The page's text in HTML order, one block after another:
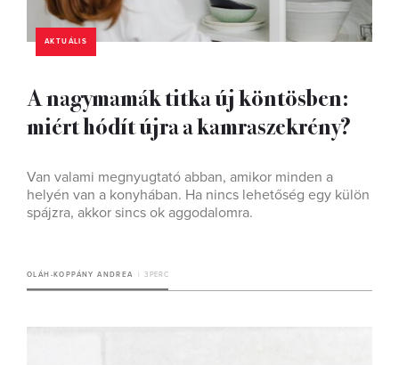
AKTUÁLIS
A nagymamák titka új köntösben:
miért hódít újra a kamraszekrény?
Van valami megnyugtató abban, amikor minden a
helyén van a konyhában. Ha nincs lehetőség egy külön
spájzra, akkor sincs ok aggodalomra.
OLÁH-KOPPÁNY ANDREA 3 PERC